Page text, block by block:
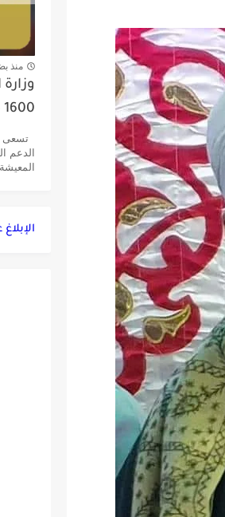
منذ
1600 جنيه للبطاقات اليوم
تسعى
الدعم